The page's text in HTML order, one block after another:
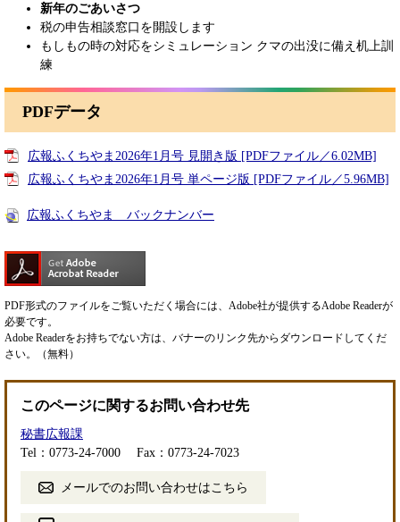
新年のごあいさつ
税の申告相談窓口を開設します
​もしもの時の対応をシミュレーション クマの出没に備え机上訓
練
PDFデータ
広報ふくちやま2026年1月号 見開き版 [PDFファイル／6.02MB]
広報ふくちやま2026年1月号 単ページ版 [PDFファイル／5.96MB]
広報ふくちやま バックナンバー
PDF形式のファイルをご覧いただく場合には、Adobe社が提供するAdobe Readerが
必要です。
Adobe Readerをお持ちでない方は、バナーのリンク先からダウンロードしてくだ
さい。（無料）
このページに関するお問い合わせ先
秘書広報課
Tel：0773-24-7000
Fax：0773-24-7023
メールでのお問い合わせはこちら